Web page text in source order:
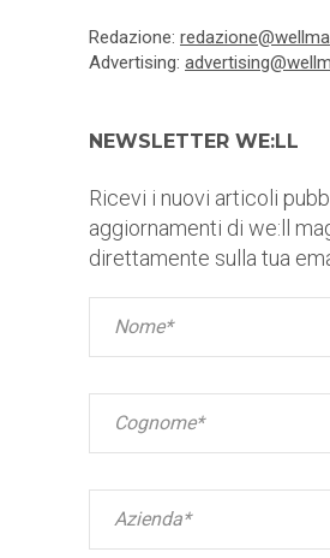
Redazione:
Advertising:
NEWSLETTER WE:LL
Ricevi i nuovi articoli
aggiornamenti di we:ll
direttamente sulla tua